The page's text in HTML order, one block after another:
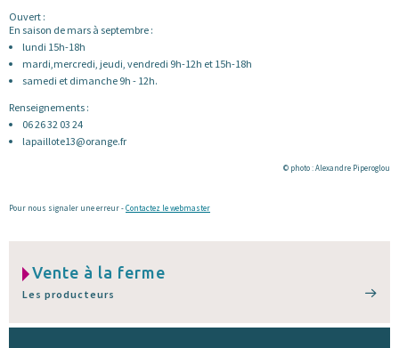
Ouvert :
En saison de mars à septembre :
lundi 15h-18h
mardi,mercredi, jeudi, vendredi 9h-12h et 15h-18h
samedi et dimanche 9h - 12h.
Renseignements :
06 26 32 03 24
lapaillote13@orange.fr
© photo : Alexandre Piperoglou
Pour nous signaler une erreur -Contactez le webmaster
Vente à la ferme
Les producteurs